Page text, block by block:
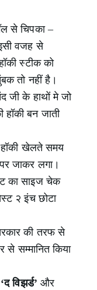
से चिपका –
वजह से
स्टीक को
तो नहीं है।
जी के हाथों मे जो
हॉकी बन जाती
खेलते समय
जाकर लगा।
का साइज चेक
२ इंच छोटा
की तरफ से
से सम्मानित किया
‘द विझर्ड’ और